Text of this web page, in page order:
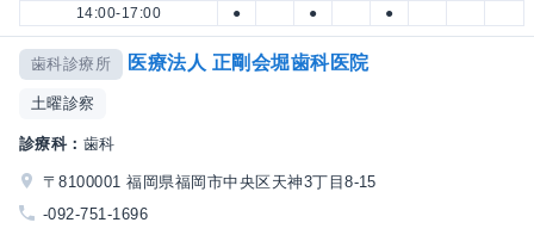
14:00-17:00
● ● ●
歯科診療所 医療法人 正剛会堀歯科医院
土曜診察
診療科： 歯科
〒8100001 福岡県福岡市中央区天神3丁目8-15
-092-751-1696